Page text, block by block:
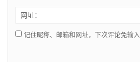
网址：
记住昵称、邮箱和网址，下次评论免输入